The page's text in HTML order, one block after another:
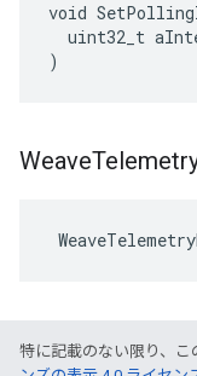
void
uint32_t
)
Weave
特に記載のない限り、